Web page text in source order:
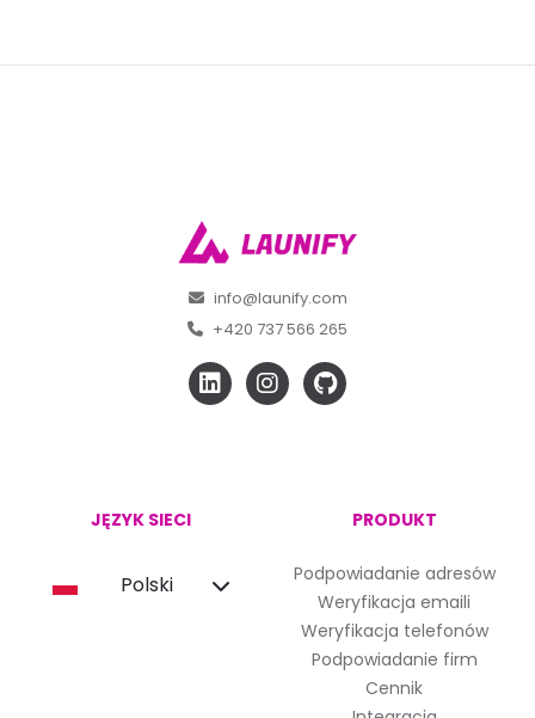
info@launify.com
+420 737 566 265
JĘZYK SIECI
Polski
PRODUKT
Podpowiadanie adresów
Weryfikacja emaili
Weryfikacja telefonów
Podpowiadanie firm
Cennik